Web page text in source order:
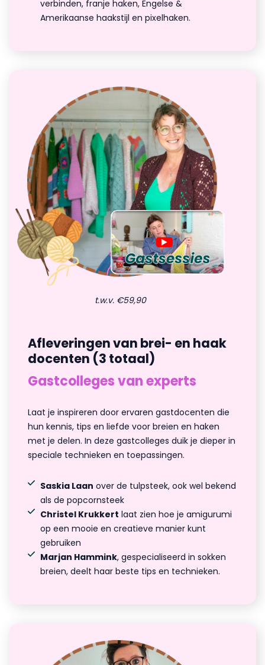
verbinden, franje haken, Engelse &
Amerikaanse haakstijl en pixelhaken.
t.w.v. €59,90
Afleveringen van brei- en haak
docenten (3 totaal)
Gastcolleges van experts
Laat je inspireren door ervaren gastdocenten die
hun kennis, tips en liefde voor breien en haken
met je delen. In deze gastcolleges duik je dieper in
speciale technieken en toepassingen.
Saskia Laan over de tulpsteek, ook wel bekend
als de popcornsteek
Christel Krukkert laat zien hoe je amigurumi
op een mooie en creatieve manier kunt
gebruiken
Marjan Hammink, gespecialiseerd in sokken
breien, deelt haar beste tips en technieken.